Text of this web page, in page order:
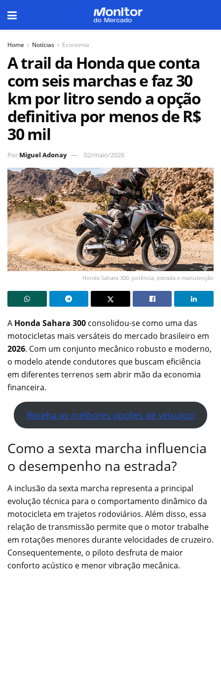
Home Notícias Economia
A trail da Honda que conta
com seis marchas e faz 30
km por litro sendo a opção
definitiva por menos de R$
30 mil
Por Miguel Adonay 02/maio/2026
Honda Sahara 300: potência, estrada e manutenção
A Honda Sahara 300 consolidou-se como uma das
motocicletas mais versáteis do mercado brasileiro em
2026. Com um conjunto mecânico robusto e moderno,
o modelo atende condutores que buscam eficiência
em diferentes terrenos sem abrir mão da economia
financeira.
Receba as melhores opções de veículos!
Como a sexta marcha influencia
o desempenho na estrada?
A inclusão da sexta marcha representa a principal
evolução técnica para o comportamento dinâmico da
motocicleta em trajetos rodoviários. Além disso, essa
relação de transmissão permite que o motor trabalhe
em rotações menores durante velocidades de cruzeiro.
Consequentemente, o piloto desfruta de maior
conforto acústico e menor vibração mecânica.